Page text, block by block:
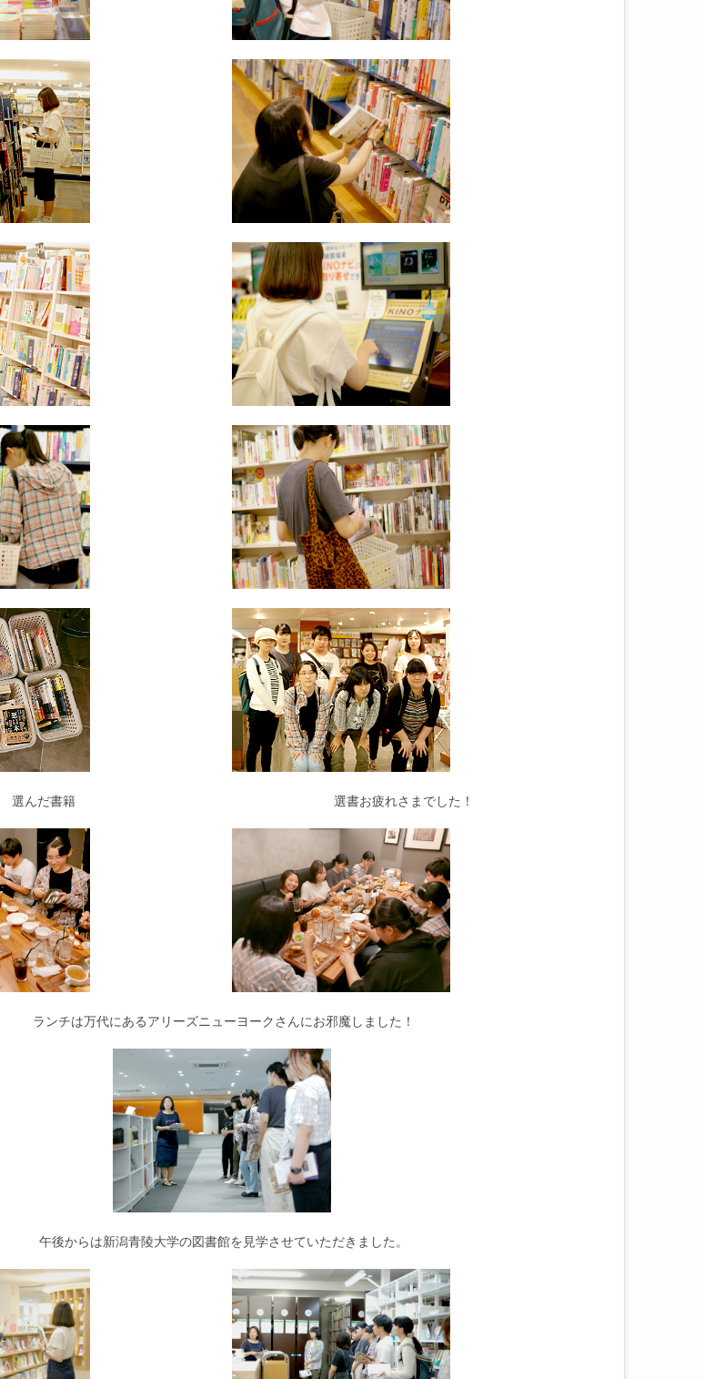
選んだ書籍 選書お疲れさまでした！
ランチは万代にあるアリーズニューヨークさんにお邪魔しました！
午後からは新潟青陵大学の図書館を見学させていただきました。